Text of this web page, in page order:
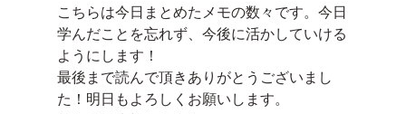
こちらは今日まとめたメモの数々です。今日
学んだことを忘れず、今後に活かしていける
ようにします！
最後まで読んで頂きありがとうございまし
た！明日もよろしくお願いします。